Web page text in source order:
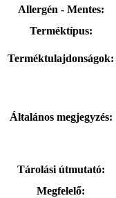
Allergén - Mentes:
Terméktípus:
Terméktulajdonságok:
Általános megjegyzés:
Tárolási útmutató:
Megfelelő: